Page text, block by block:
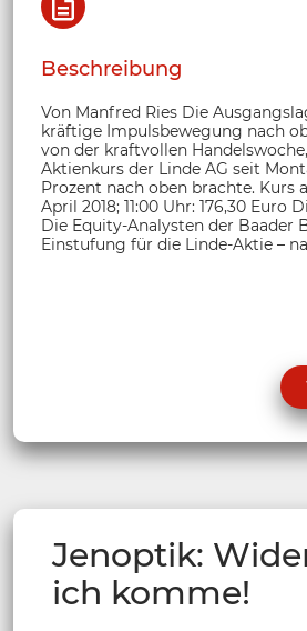
Beschreibung
Von Manfred Ries Die
kräftige Impulsbewegung nach
von der kraftvollen
Aktienkurs der Linde AG seit
Prozent nach oben brachte. Kurs
April 2018; 11:00 Uhr: 176,30 Euro
Die Equity-Analysten der Baader
Einstufung für die Linde-Aktie –
Jenoptik:
ich komme!